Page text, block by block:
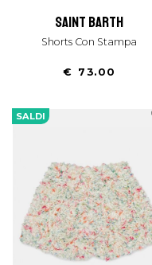
saint barth
Shorts Con Stampa
€ 73.00
SALDI